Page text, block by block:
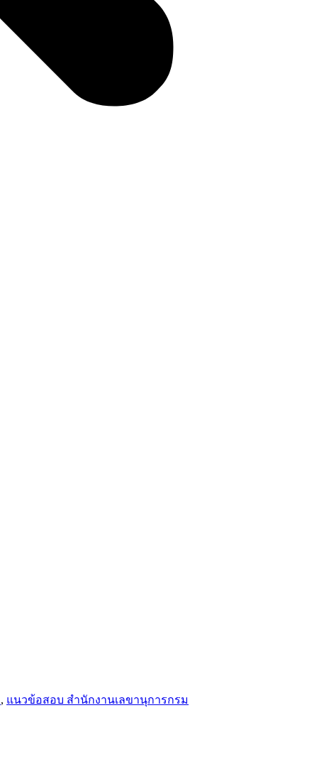
, แนวข้อสอบ สำนักงานเลขานุการกรม